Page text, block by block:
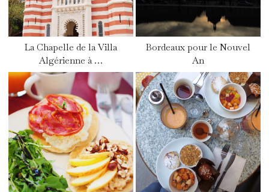
La Chapelle de la Villa
Algérienne à …
Bordeaux pour le Nouvel
An